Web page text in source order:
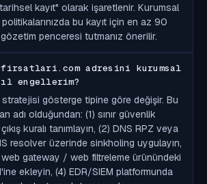
kayıt" olarak işaretlenir. Kurumsal
bu kayıt için en az 90
penceresi tutmanız önerilir.
adresini kurumsal
engellerim?
stratejisi gösterge tipine göre değişir. Bu
adı olduğundan: (1) sınır güvenlik
kuralı tanımlayın, (2) DNS RPZ veya
resolver üzerinde sinkholing uygulayın,
gateway / web filtreleme ürünündeki
ekleyin, (4) EDR/SIEM platformunda